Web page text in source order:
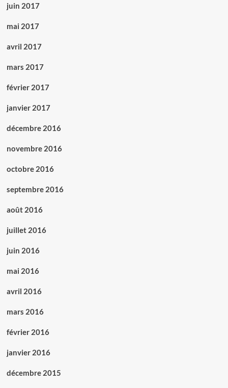
juin 2017
mai 2017
avril 2017
mars 2017
février 2017
janvier 2017
décembre 2016
novembre 2016
octobre 2016
septembre 2016
août 2016
juillet 2016
juin 2016
mai 2016
avril 2016
mars 2016
février 2016
janvier 2016
décembre 2015